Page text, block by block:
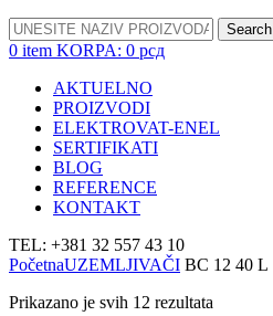
Search
0 item KORPA: 0 рсд
AKTUELNO
PROIZVODI
ELEKTROVAT-ENEL
SERTIFIKATI
BLOG
REFERENCE
KONTAKT
TEL: +381 32 557 43 10
PočetnaUZEMLJIVAČI BC 12 40 L
Prikazano je svih 12 rezultata